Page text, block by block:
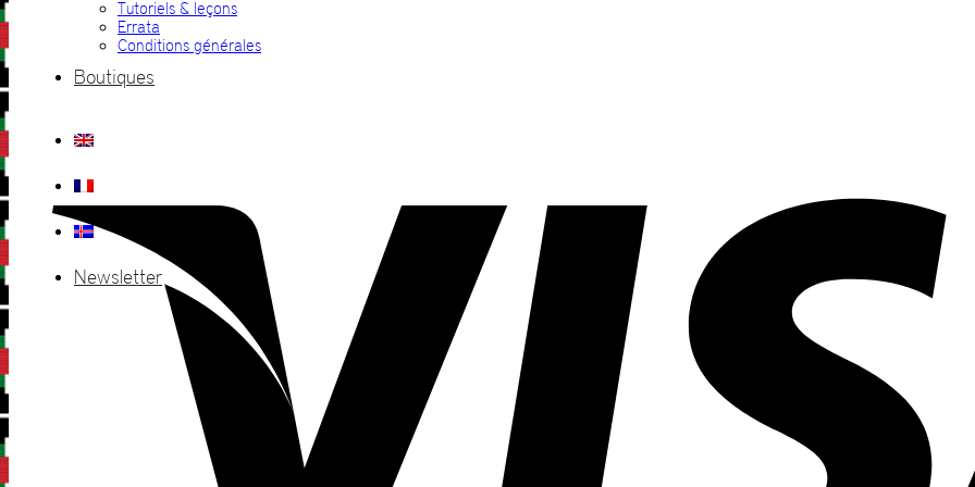
Tutoriels & leçons
Errata
Conditions générales
Boutiques
Newsletter